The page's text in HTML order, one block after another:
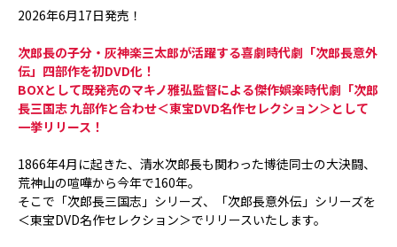
2026年6月17日発売！
次郎長の子分・灰神楽三太郎が活躍する喜劇時代劇「次郎長意外
伝」四部作を初DVD化！
BOXとして既発売のマキノ雅弘監督による傑作娯楽時代劇「次郎
長三国志 九部作と合わせ＜東宝DVD名作セレクション＞として
一挙リリース！
1866年4月に起きた、清水次郎長も関わった博徒同士の大決闘、
荒神山の喧嘩から今年で160年。
そこで「次郎長三国志」シリーズ、「次郎長意外伝」シリーズを
＜東宝DVD名作セレクション＞でリリースいたします。